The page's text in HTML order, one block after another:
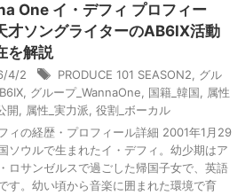
One イ・デフィ プロフィー
才ソングライターのAB6IX活動
を解説
4/2 PRODUCE 101 SEASON2
グル
グループ_WannaOne 国籍_韓国
属性
開
属性_実力派 役割_ボーカル
ィの経歴・プロフィール詳細 2001年1月29
ソウルで生まれたイ・デフィ。幼少期はア
ロサンゼルスで過ごした帰国子女で、英語
す。幼い頃から音楽に囲まれた環境で育